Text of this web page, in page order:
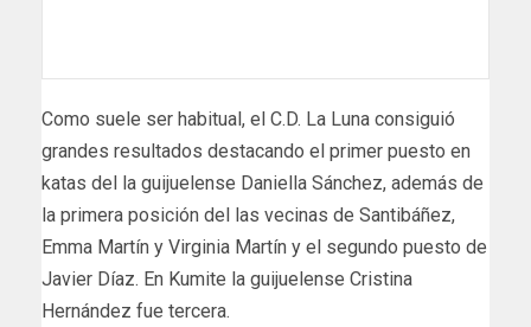
Como suele ser habitual, el C.D. La Luna consiguió
grandes resultados destacando el primer puesto en
katas del la guijuelense Daniella Sánchez, además de
la primera posición del las vecinas de Santibáñez,
Emma Martín y Virginia Martín y el segundo puesto de
Javier Díaz. En Kumite la guijuelense Cristina
Hernández fue tercera.